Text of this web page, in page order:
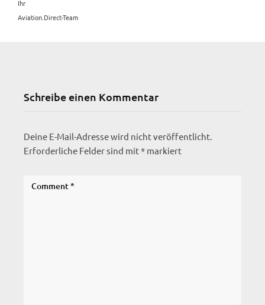
Ihr
Aviation.Direct-Team
Schreibe einen Kommentar
Deine E-Mail-Adresse wird nicht veröffentlicht.
Erforderliche Felder sind mit* markiert